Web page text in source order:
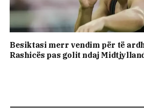
Besiktasi merr vendim për të
Rashicës pas golit ndaj